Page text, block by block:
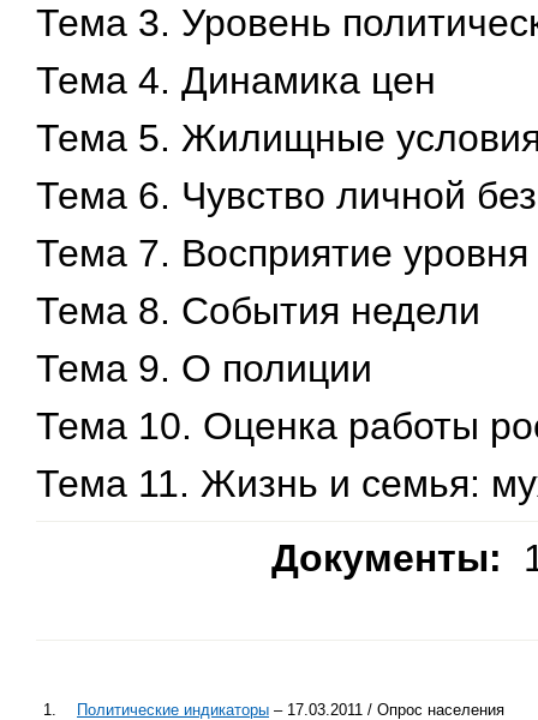
Тема 3. Уровень
Тема 4. Динамика цен
Тема 5. Жилищные
Тема 6. Чувство личной
Тема 7. Восприятие уровня
Тема 8. События недели
Тема 9. О полиции
Тема 10. Оценка работы
Тема 11. Жизнь и семья:
Документы:
1. Политические индикаторы – 17.03.2011 / Опрос населения